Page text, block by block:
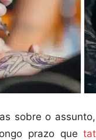
sobre o
prazo que